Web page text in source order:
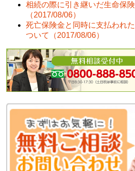
相続の際に引き継いだ生命保
（2017/08/06）
死亡保険金と同時に支払われ
ついて
（2017/08/06）